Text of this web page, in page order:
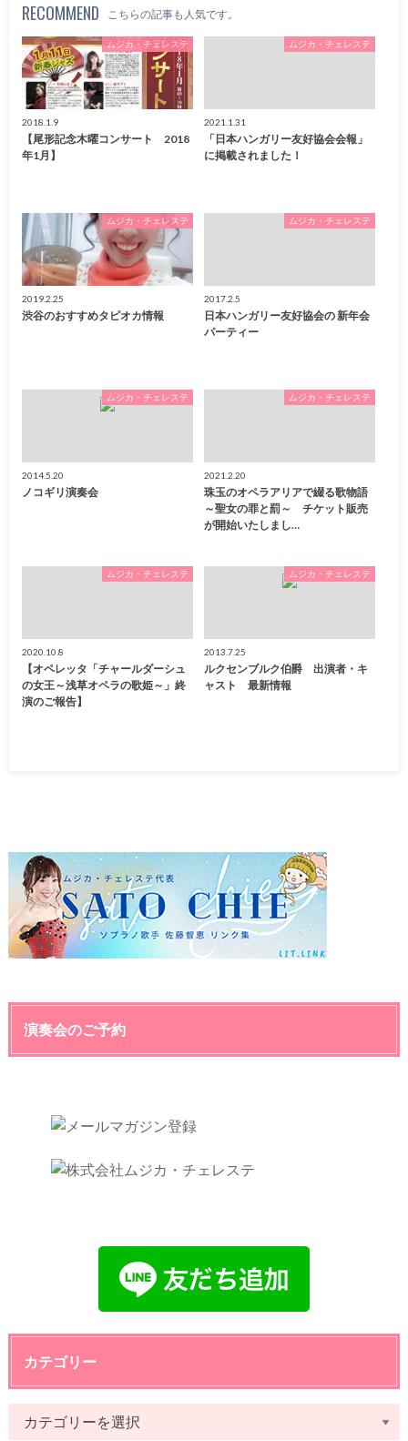
RECOMMEND こちらの記事も人気です。
ムジカ・チェレステ
2018.1.9
【尾形記念木曜コンサート 2018
年1月】
ムジカ・チェレステ
2021.1.31
「日本ハンガリー友好協会会報」
に掲載されました！
ムジカ・チェレステ
2019.2.25
渋谷のおすすめタピオカ情報
ムジカ・チェレステ
2017.2.5
日本ハンガリー友好協会の 新年会
パーティー
ムジカ・チェレステ
2014.5.20
ノコギリ演奏会
ムジカ・チェレステ
2021.2.20
珠玉のオペラアリアで綴る歌物語
～聖女の罪と罰～ チケット販売
が開始いたしまし…
ムジカ・チェレステ
2020.10.8
【オペレッタ「チャールダーシュ
の女王～浅草オペラの歌姫～」終
演のご報告】
ムジカ・チェレステ
2013.7.25
ルクセンブルク伯爵 出演者・キ
ャスト 最新情報
演奏会のご予約
カテゴリー